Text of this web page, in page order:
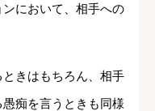
において、相手への
きはもちろん、相手
痴を言うときも同様